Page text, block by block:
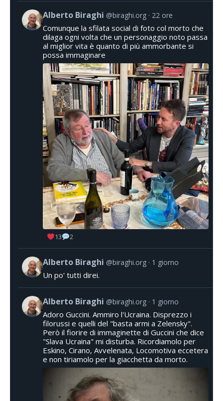
Alberto Biraghi @biraghi.org 22 ore
Comunque la sfilata social di foto col morto che
dilaga ogni volta che un personaggio noto passa
al miglior vita è quanto di più ammorbante si
possa immaginare
13 2
Alberto Biraghi @biraghi.org 1 giorno
Un po' tutti direi.
Alberto Biraghi @biraghi.org 1 giorno
Adoro Guccini. Ammiro l'Ucraina. Disprezzo i
filorussi e quelli del "basta armi a Zelensky".
Però il fiorire di immaginette di Guccini che dice
"Slava Ucraina" mi disturba. Ricordiamolo per
Eskino, Cirano, Avvelenata, Locomotiva eccetera
e non tiriamolo per la giacchetta da morto.